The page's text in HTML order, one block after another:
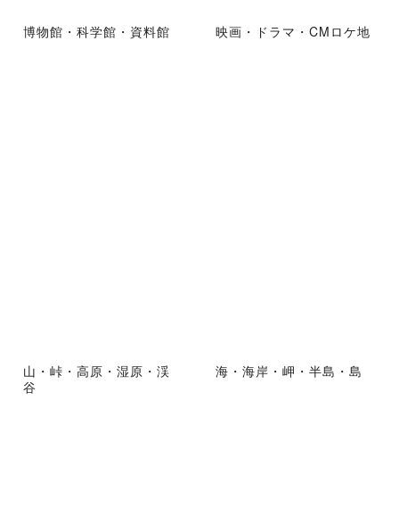
博物館・科学館・資料館 映画・ドラマ・CMロケ地
山・峠・高原・湿原・渓
谷
海・海岸・岬・半島・島